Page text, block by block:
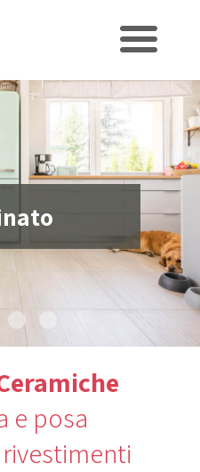
porcellanato
Piatti docciaRivestimenti
e posa